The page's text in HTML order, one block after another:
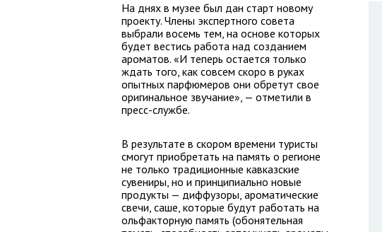
На днях в музее был дан старт новому
проекту. Члены экспертного совета
выбрали восемь тем, на основе которых
будет вестись работа над созданием
ароматов. «И теперь остается только
ждать того, как совсем скоро в руках
опытных парфюмеров они обретут свое
оригинальное звучание», — отметили в
пресс-службе.
В результате в скором времени туристы
смогут приобретать на память о регионе
не только традиционные кавказские
сувениры, но и принципиально новые
продукты — диффузоры, ароматические
свечи, саше, которые будут работать на
ольфакторную память (обонятельная